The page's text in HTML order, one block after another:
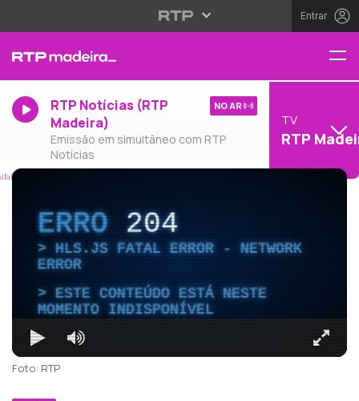
Entrar
RTP Notícias (RTP
Madeira)
Emissão em simultâneo com RTP
Notícias
NO AR
TV
RTP
ERRO204
HLS.JS FATAL ERROR - NETWORK
ERROR
ESTE CONTEÚDO ESTÁ NESTE
MOMENTO INDISPONÍVEL
Foto: RTP